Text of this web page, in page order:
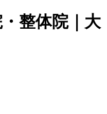
整体院｜大